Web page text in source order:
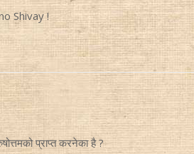
Shivay !
प्राप्त करनेका है ?